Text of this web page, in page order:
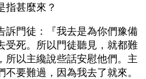
指甚麼來？
訴門徒：『我去是為你們豫備
受死。所以門徒聽見，就都難
所以主纔說些話安慰他們。主
要難過，因為我去了就來。